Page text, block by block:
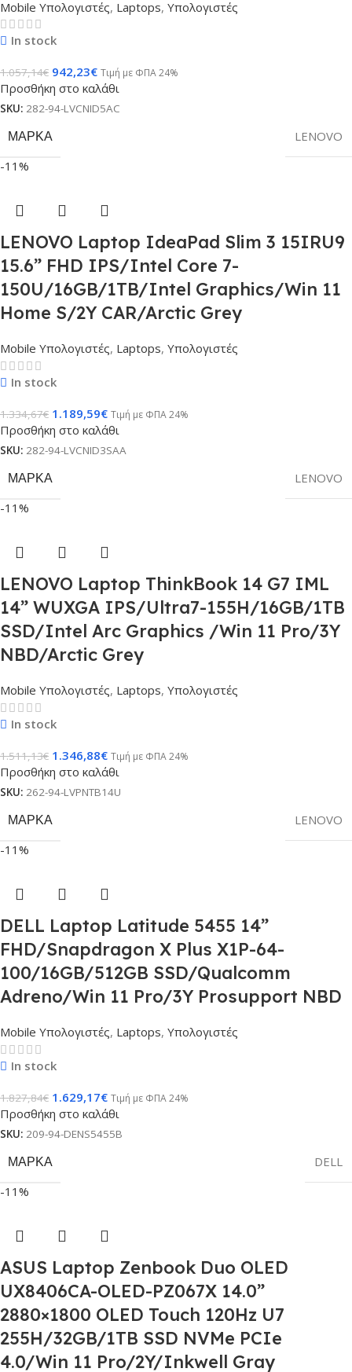
Mobile Υπολογιστές, Laptops, Υπολογιστές
In stock
1.057,14€ 942,23€ Τιμή με ΦΠΑ 24%
Προσθήκη στο καλάθι
SKU: 282-94-LVCNID5AC
ΜΆΡΚΑ
LENOVO
-11%
LENOVO Laptop IdeaPad Slim 3 15IRU9
15.6” FHD IPS/Intel Core 7-
150U/16GB/1TB/Intel Graphics/Win 11
Home S/2Y CAR/Arctic Grey
Mobile Υπολογιστές, Laptops, Υπολογιστές
In stock
1.334,67€ 1.189,59€ Τιμή με ΦΠΑ 24%
Προσθήκη στο καλάθι
SKU: 282-94-LVCNID3SAA
ΜΆΡΚΑ
LENOVO
-11%
LENOVO Laptop ThinkBook 14 G7 IML
14” WUXGA IPS/Ultra7-155H/16GB/1TB
SSD/Intel Arc Graphics /Win 11 Pro/3Y
NBD/Arctic Grey
Mobile Υπολογιστές, Laptops, Υπολογιστές
In stock
1.511,13€ 1.346,88€ Τιμή με ΦΠΑ 24%
Προσθήκη στο καλάθι
SKU: 262-94-LVPNTB14U
ΜΆΡΚΑ
LENOVO
-11%
DELL Laptop Latitude 5455 14”
FHD/Snapdragon X Plus X1P-64-
100/16GB/512GB SSD/Qualcomm
Adreno/Win 11 Pro/3Y Prosupport NBD
Mobile Υπολογιστές, Laptops, Υπολογιστές
In stock
1.827,84€ 1.629,17€ Τιμή με ΦΠΑ 24%
Προσθήκη στο καλάθι
SKU: 209-94-DENS5455B
ΜΆΡΚΑ
DELL
-11%
ASUS Laptop Zenbook Duo OLED
UX8406CA-OLED-PZ067X 14.0”
2880×1800 OLED Touch 120Hz U7
255H/32GB/1TB SSD NVMe PCIe
4.0/Win 11 Pro/2Y/Inkwell Gray